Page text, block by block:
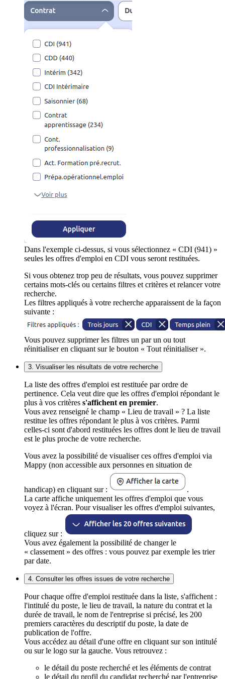
Dans l'exemple ci-dessus, si vous sélectionnez « CDI (941) »
seules les offres d'emploi en CDI vous seront restituées.
Si vous obtenez trop peu de résultats, vous pouvez supprimer
certains mots-clés ou certains filtres et critères et relancer votre
recherche.
Les filtres appliqués à votre recherche apparaissent de la façon
suivante :
Vous pouvez supprimer les filtres un par un ou tout
réinitialiser en cliquant sur le bouton « Tout réinitialiser ».
3. Visualiser les résultats de votre recherche
La liste des offres d'emploi est restituée par ordre de
pertinence. Cela veut dire que les offres d'emploi répondant le
plus à vos critères s'affichent en premier.
Vous avez renseigné le champ « Lieu de travail » ? La liste
restitue les offres répondant le plus à vos critères. Parmi
celles-ci sont d'abord restituées les offres dont le lieu de travail
est le plus proche de votre recherche.
Vous avez la possibilité de visualiser ces offres d'emploi via
Mappy (non accessible aux personnes en situation de
handicap) en cliquant sur :
.
La carte affiche uniquement les offres d'emploi que vous
voyez à l'écran. Pour visualiser les offres d'emploi suivantes,
cliquez sur :
Vous avez également la possibilité de changer le
« classement » des offres : vous pouvez par exemple les trier
par date.
4. Consulter les offres issues de votre recherche
Pour chaque offre d'emploi restituée dans la liste, s'affichent :
l'intitulé du poste, le lieu de travail, la nature du contrat et la
durée de travail, le nom de l'entreprise si précisé, les 200
premiers caractères du descriptif du poste, la date de
publication de l'offre.
Vous accédez au détail d'une offre en cliquant sur son intitulé
ou sur le logo sur la gauche. Vous retrouvez :
le détail du poste recherché et les éléments de contrat
le détail du profil du candidat recherché par l'entreprise